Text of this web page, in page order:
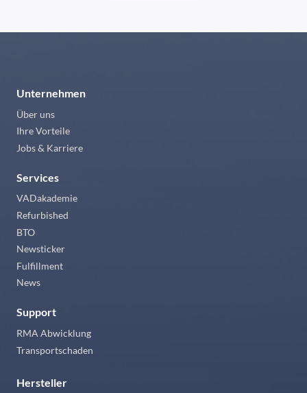
Unternehmen
Über uns
Ihre Vorteile
Jobs & Karriere
Services
VADakademie
Refurbished
BTO
Newsticker
Fulfillment
News
Support
RMA Abwicklung
Transportschaden
Hersteller